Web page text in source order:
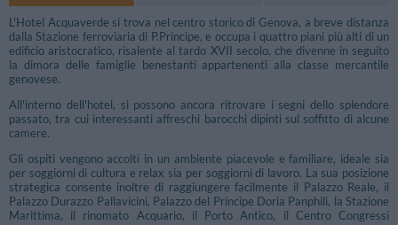
L'Hotel Acquaverde si trova nel centro storico di Genova, a breve distanza
dalla Stazione ferroviaria di P.Principe, e occupa i quattro piani più alti di un
edificio aristocratico, risalente al tardo XVII secolo, che divenne in seguito
la dimora delle famiglie benestanti appartenenti alla classe mercantile
genovese.
All'interno dell'hotel, si possono ancora ritrovare i segni dello splendore
passato, tra cui interessanti affreschi barocchi dipinti sul soffitto di alcune
camere.
Gli ospiti vengono accolti in un ambiente piacevole e familiare, ideale sia
per soggiorni di cultura e relax sia per soggiorni di lavoro. La sua posizione
strategica consente inoltre di raggiungere facilmente il Palazzo Reale, il
Palazzo Durazzo Pallavicini, Palazzo del Principe Doria Panphili, la Stazione
Marittima, il rinomato Acquario, il Porto Antico, il Centro Congressi